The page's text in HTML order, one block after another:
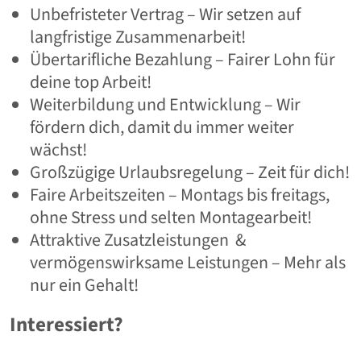
Unbefristeter Vertrag – Wir setzen auf
langfristige Zusammenarbeit!
Übertarifliche Bezahlung – Fairer Lohn für
deine top Arbeit!
Weiterbildung und Entwicklung – Wir
fördern dich, damit du immer weiter
wächst!
Großzügige Urlaubsregelung – Zeit für dich!
Faire Arbeitszeiten – Montags bis freitags,
ohne Stress und selten Montagearbeit!
Attraktive Zusatzleistungen &
vermögenswirksame Leistungen – Mehr als
nur ein Gehalt!
Interessiert?